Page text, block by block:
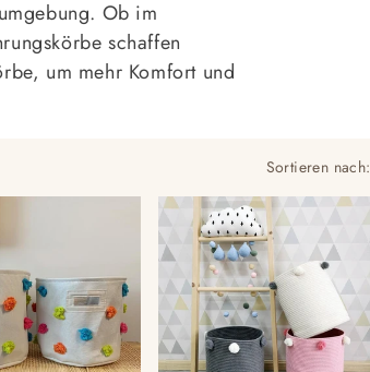
Ob im
schaffen
um mehr Komfort und
Sortieren nach: